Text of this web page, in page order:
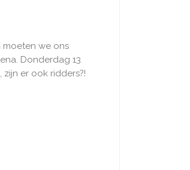
moeten we ons
Donderdag 13
er ook ridders?!